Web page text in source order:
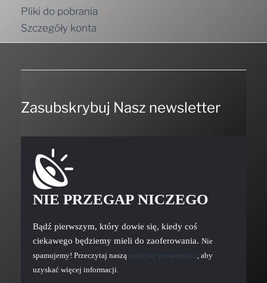
Pliki do pobrania
Szczegóły konta
Zasubskrybuj Nasz newsletter
NIE PRZEGAP NICZEGO
Bądź pierwszym, który dowie się, kiedy coś
ciekawego będziemy mieli do zaoferowania. Nie
spamujemy! Przeczytaj naszą politykę prywatności, aby
uzyskać więcej informacji.